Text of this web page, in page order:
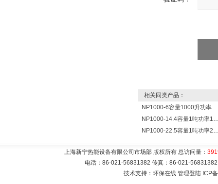
相关同类产品：
NP1000-6容量1000升功率6000瓦新宁电热水器 热水锅炉
NP1000-14.4容量1吨功率14400瓦蓄
NP1000-22.5容量1吨功率22500瓦储
上海新宁热能设备有限公司市场部 版权所有 总访问量：
电话：86-021-56831382 传真：86-021-
技术支持：环保在线 管理登陆 ICP